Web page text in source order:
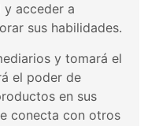
y acceder a
sus habilidades.
y tomará el
el poder de
en sus
conecta con otros